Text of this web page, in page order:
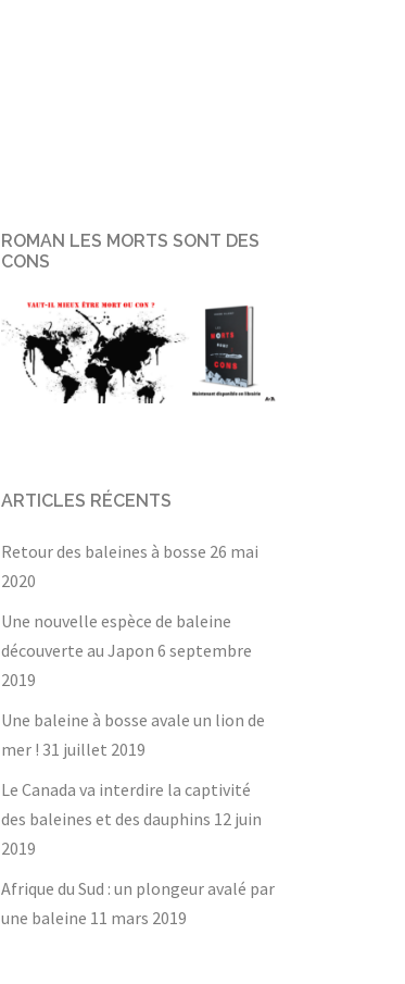
ROMAN LES MORTS SONT DES
CONS
ARTICLES RÉCENTS
Retour des baleines à bosse 26 mai
2020
Une nouvelle espèce de baleine
découverte au Japon 6 septembre
2019
Une baleine à bosse avale un lion de
mer ! 31 juillet 2019
Le Canada va interdire la captivité
des baleines et des dauphins 12 juin
2019
Afrique du Sud : un plongeur avalé par
une baleine 11 mars 2019